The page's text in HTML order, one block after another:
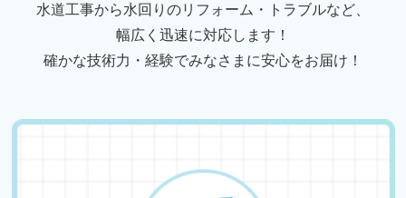
水道工事から水回りのリフォーム・トラブルなど、
幅広く迅速に対応します！
確かな技術力・経験でみなさまに安心をお届け！